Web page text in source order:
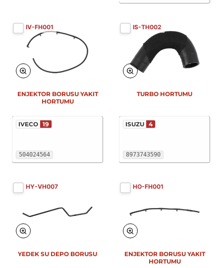
IV-FH001
504024564
IVECO 19
ENJEKTOR BORUSU YAKIT
HORTUMU
IS-TH002
8973743590
ISUZU 4
TURBO HORTUMU
HY-VH007
YEDEK SU DEPO BORUSU
HO-FH001
ENJEKTOR BORUSU YAKIT
HORTUMU